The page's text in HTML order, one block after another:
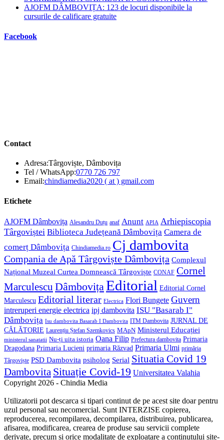
AJOFM DÂMBOVIȚA: 123 de locuri disponibile la
cursurile de calificare gratuite
Facebook
Contact
Adresa:Târgoviște, Dâmbovița
Tel / WhatsApp:0770 726 797Opens
in
Email:chindiamedia2020 ( at ) gmail.comOpens
Etichete
AJOFM Dâmbovița Alesandru Duțu anaf Anunt APIA Arhiepiscopia
Târgoviștei Biblioteca Județeană Dâmbovița Camera de
comerț Dâmbovița Chindiamedia.ro Cj dambovita
Compania de Apă Târgoviște Dâmbovița Complexul
Național Muzeal Curtea Domnească Târgoviște CONAF Cornel
Marculescu Dâmbovița Editorial Editorial Cornel
Marculescu Editorial literar Electrica Flori Bungete Guvern
intreruperi energie electrica ipj dambovita ISU "Basarab I"
Dâmbovița Isu dambovita Basarab I Dambovita ITM Dambovita JURNAL DE
CĂLĂTORIE Laurențiu Ștefan Szemkovics MApN Ministerul Educației
ministerul sanatatii Nu-ți uita istoria Oana Filip Prefectura dambovita Primaria
Dragodana Primaria Lucieni primaria Răzvad Primaria Ulmi primăria
Târgoviște PSD Dambovita psiholog Serial Situatia Covid 19
Dambovita Situație Covid-19 Universitatea Valahia
Copyright 2026 - Chindia Media
Utilizatorii pot descarca si tipari continut de pe acest site doar pentru
uzul personal sau necomercial. Sunt INTERZISE copierea,
reproducerea, recompilarea, decompilarea, distribuirea, publicarea,
afisarea, modificarea, crearea de produse sau servicii complete
derivate, precum si orice modalitate de exploatare a continutului site-